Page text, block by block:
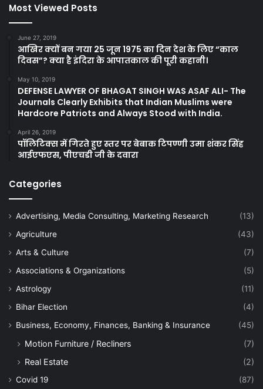
Most Viewed Posts
June 27, 2019
आखिर क्यों बन गया 25 जून 1975 का दिन देश के लिए “काल
दिवस”? क्या है इंदिरा के आपातकाल की पूरी कहानी।
May 10, 2019
DEFENSE LAWYER OF BHAGAT SINGH WAS ASAF ALI- The
Journals Clearly Exhibits that Indian Muslims were
Hardcore Patriots and Always Stood with India.
April 26, 2019
पॉलिटिक्स में गिरते हुए स्तर पर बेबाक टिपण्णी उमा शंकर सिंह
आईएफएस, पीएचडी जी के दवारा
Categories
Advertising, Media Consulting, Marketing Research
(13)
Agriculture
(43)
Arts & Culture
(7)
Associations & Organizations
(5)
Astrology
(11)
Bihar Election
(4)
Business, Economy, Finances, Banking & Insurance
(45)
Motion Furniture / Recliners
(7)
Real Estate
(2)
Covid 19
(87)